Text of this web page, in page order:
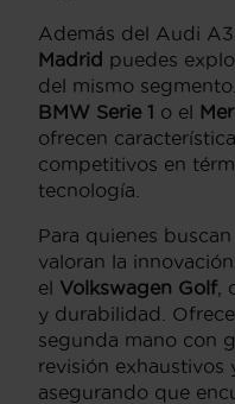
Además del Audi
Madrid puedes
del mismo
BMW Serie 1 o el
ofrecen
competitivos en
tecnología.
Para quienes
valoran la
el Volkswagen Golf
y durabilidad.
segunda mano con
revisión exhaustivos
asegurando que